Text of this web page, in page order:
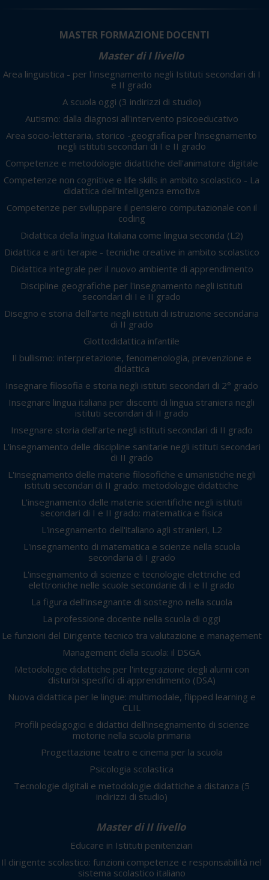
MASTER FORMAZIONE DOCENTI
Master di I livello
Area linguistica - per l'insegnamento negli Istituti secondari di I
e II grado
A scuola oggi (3 indirizzi di studio)
Autismo: dalla diagnosi all'intervento psicoeducativo
Area socio-letteraria, storico -geografica per l'insegnamento
negli istituti secondari di I e II grado
Competenze e metodologie didattiche dell'animatore digitale
Competenze non cognitive e life skills in ambito scolastico - La
didattica dell’intelligenza emotiva
Competenze per sviluppare il pensiero computazionale con il
coding
Didattica della lingua Italiana come lingua seconda (L2)
Didattica e arti terapie - tecniche creative in ambito scolastico
Didattica integrale per il nuovo ambiente di apprendimento
Discipline geografiche per l'insegnamento negli istituti
secondari di I e II grado
Disegno e storia dell'arte negli istituti di istruzione secondaria
di II grado
Glottodidattica infantile
Il bullismo: interpretazione, fenomenologia, prevenzione e
didattica
Insegnare filosofia e storia negli istituti secondari di 2° grado
Insegnare lingua italiana per discenti di lingua straniera negli
istituti secondari di II grado
Insegnare storia dell’arte negli istituti secondari di II grado
L'insegnamento delle discipline sanitarie negli istituti secondari
di II grado
L'insegnamento delle materie filosofiche e umanistiche negli
istituti secondari di II grado: metodologie didattiche
L'insegnamento delle materie scientifiche negli istituti
secondari di I e II grado: matematica e fisica
L'insegnamento dell'italiano agli stranieri, L2
L'insegnamento di matematica e scienze nella scuola
secondaria di I grado
L'insegnamento di scienze e tecnologie elettriche ed
elettroniche nelle scuole secondarie di I e II grado
La figura dell’insegnante di sostegno nella scuola
La professione docente nella scuola di oggi
Le funzioni del Dirigente tecnico tra valutazione e management
Management della scuola: il DSGA
Metodologie didattiche per l'integrazione degli alunni con
disturbi specifici di apprendimento (DSA)
Nuova didattica per le lingue: multimodale, flipped learning e
CLIL
Profili pedagogici e didattici dell'insegnamento di scienze
motorie nella scuola primaria
Progettazione teatro e cinema per la scuola
Psicologia scolastica
Tecnologie digitali e metodologie didattiche a distanza (5
indirizzi di studio)
Master di II livello
Educare in Istituti penitenziari
Il dirigente scolastico: funzioni competenze e responsabilità nel
sistema scolastico italiano